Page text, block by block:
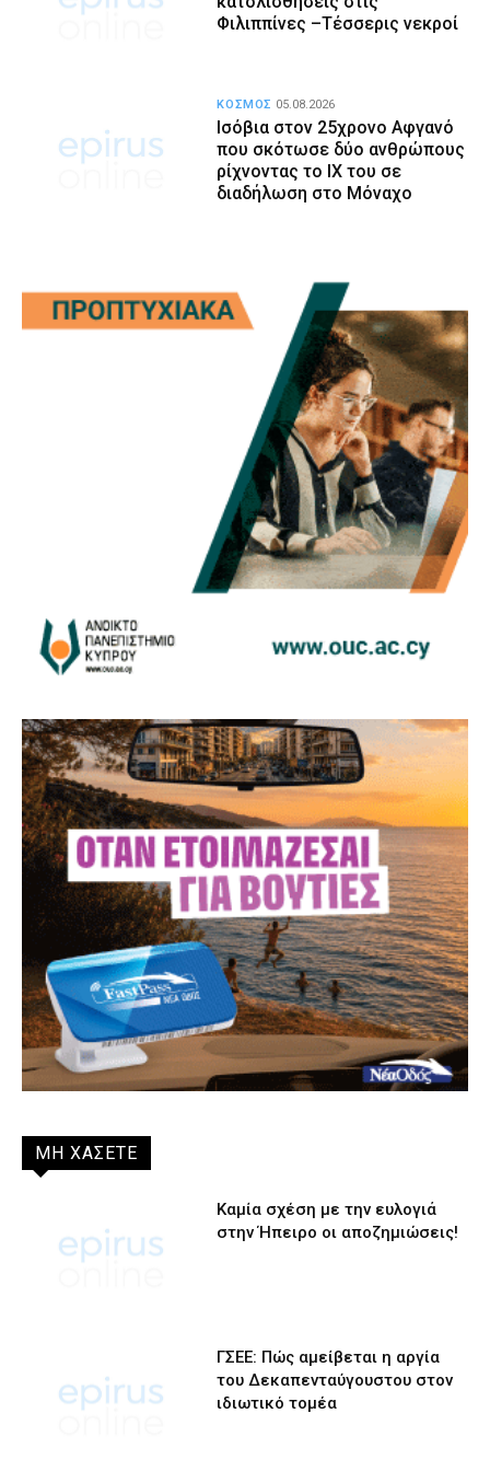
Φιλιππίνες –Τέσσερις νεκροί
Ισόβια στον 25χρονο Αφγανό
που σκότωσε δύο ανθρώπους
ρίχνοντας το ΙΧ του σε
διαδήλωση στο Μόναχο
ΚΟΣΜΟΣ 05.08.2026
ΜΗ ΧΑΣΕΤΕ
Καμία σχέση με την ευλογιά
στην Ήπειρο οι αποζημιώσεις!
ΓΣΕΕ: Πώς αμείβεται η αργία
του Δεκαπενταύγουστου στον
ιδιωτικό τομέα